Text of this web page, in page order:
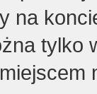
na
tylko